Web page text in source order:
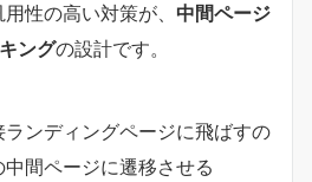
性の高い対策が、 中間ページ
ングの設計です。
ランディングページに飛ばすの
間ページに遷移させる